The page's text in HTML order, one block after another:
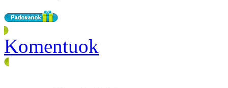
Komentuok